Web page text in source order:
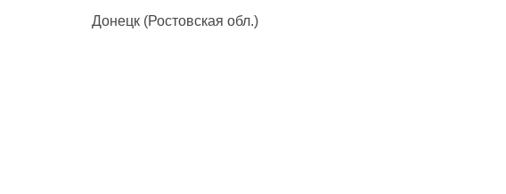
Донецк (Ростовская обл.)